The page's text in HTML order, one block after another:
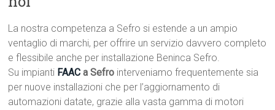
La nostra competenza a Sefro si estende a un ampio
ventaglio di marchi, per offrire un servizio davvero completo
e flessibile anche per installazione Beninca Sefro.
Su impianti FAAC a Sefro interveniamo frequentemente sia
per nuove installazioni che per l’aggiornamento di
automazioni datate, grazie alla vasta gamma di motori